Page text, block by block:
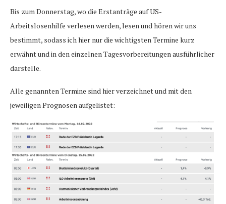
Bis zum Donnerstag, wo die Erstanträge auf US-
Arbeitslosenhilfe verlesen werden, lesen und hören wir uns
bestimmt, sodass ich hier nur die wichtigsten Termine kurz
erwähnt und in den einzelnen Tagesvorbereitungen ausführlicher
darstelle.
Alle genannten Termine sind hier verzeichnet und mit den
jeweiligen Prognosen aufgelistet: